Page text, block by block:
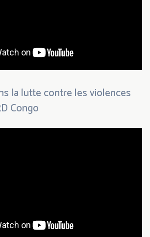
la lutte contre les violences
Congo